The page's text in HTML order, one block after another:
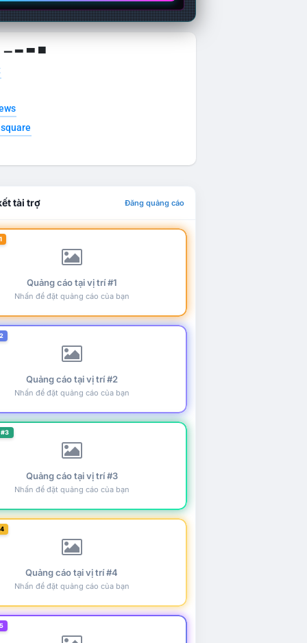
▁ ▂ ▃ ▄
tài trợ Đăng quảng cáo
Quảng cáo tại vị trí #1
Nhấn để đặt quảng cáo của bạn
Quảng cáo tại vị trí #2
Nhấn để đặt quảng cáo của bạn
Quảng cáo tại vị trí #3
Nhấn để đặt quảng cáo của bạn
Quảng cáo tại vị trí #4
Nhấn để đặt quảng cáo của bạn